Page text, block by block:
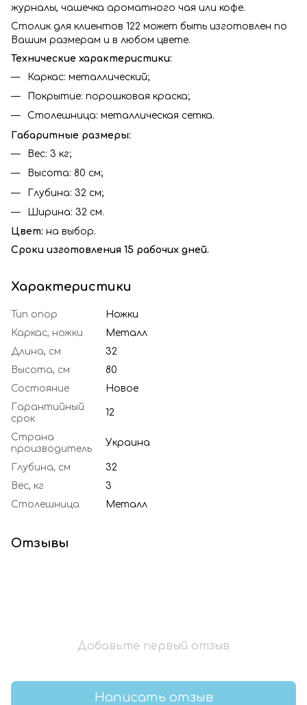
журналы, чашечка ароматного чая или кофе.
Столик для клиентов 122 может быть изготовлен по
Вашим размерам и в любом цвете.
Технические характеристики:
Каркас: металлический;
Покрытие: порошковая краска;
Столешница: металлическая сетка.
Габаритные размеры:
Вес: 3 кг;
Высота: 80 см;
Глубина: 32 см;
Ширина: 32 см.
Цвет: на выбор.
Сроки изготовления 15 рабочих дней.
Характеристики
Тип опор
Ножки
Каркас, ножки
Металл
Длина, см
32
Высота, см
80
Состояние
Новое
Гарантийный
срок
12
Страна
производитель
Украина
Глубина, см
32
Вес, кг
3
Столешница
Металл
Отзывы
Добавьте первый отзыв
Написать отзыв